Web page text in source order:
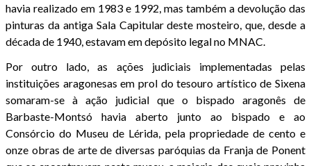
havia realizado em 1983 e 1992, mas também a devolução das
pinturas da antiga Sala Capitular deste mosteiro, que, desde a
década de 1940, estavam em depósito legal no MNAC.
Por outro lado, as ações judiciais implementadas pelas
instituições aragonesas em prol do tesouro artístico de Sixena
somaram-se à ação judicial que o bispado aragonês de
Barbaste-Montsó havia aberto junto ao bispado e ao
Consórcio do Museu de Lérida, pela propriedade de cento e
onze obras de arte de diversas paróquias da Franja de Ponent